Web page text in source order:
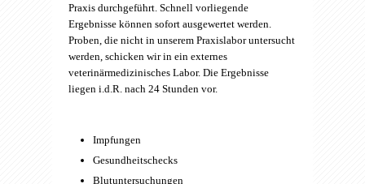
Praxis durchgeführt. Schnell vorliegende
Ergebnisse können sofort ausgewertet werden.
Proben, die nicht in unserem Praxislabor untersucht
werden, schicken wir in ein externes
veterinärmedizinisches Labor. Die Ergebnisse
liegen i.d.R. nach 24 Stunden vor.
Impfungen
Gesundheitschecks
Blutuntersuchungen